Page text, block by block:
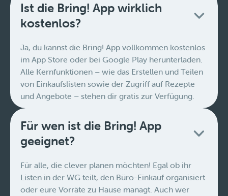
Ist die Bring! App wirklich
kostenlos?
Ja, du kannst die Bring! App vollkommen kostenlos
im App Store oder bei Google Play herunterladen.
Alle Kernfunktionen – wie das Erstellen und Teilen
von Einkaufslisten sowie der Zugriff auf Rezepte
und Angebote – stehen dir gratis zur Verfügung.
Für wen ist die Bring! App
geeignet?
Für alle, die clever planen möchten! Egal ob ihr
Listen in der WG teilt, den Büro-Einkauf organisiert
oder eure Vorräte zu Hause managt. Auch wer